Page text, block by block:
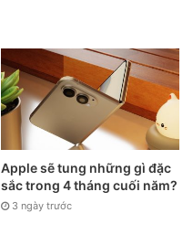
Apple sẽ tung những gì đặc
sắc trong 4 tháng cuối năm?
3 ngày trước